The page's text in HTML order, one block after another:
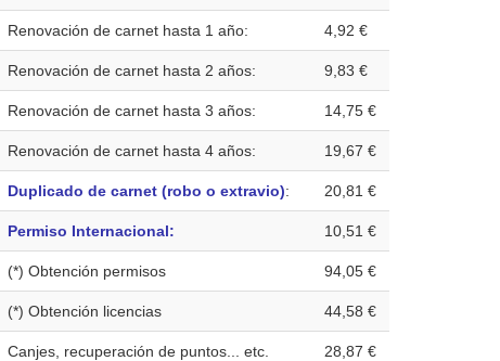
Renovación de carnet hasta 1 año: 4,92 €
Renovación de carnet hasta 2 años: 9,83 €
Renovación de carnet hasta 3 años: 14,75 €
Renovación de carnet hasta 4 años: 19,67 €
Duplicado de carnet (robo o extravio): 20,81 €
Permiso Internacional: 10,51 €
(*) Obtención permisos 94,05 €
(*) Obtención licencias 44,58 €
Canjes, recuperación de puntos... etc. 28,87 €